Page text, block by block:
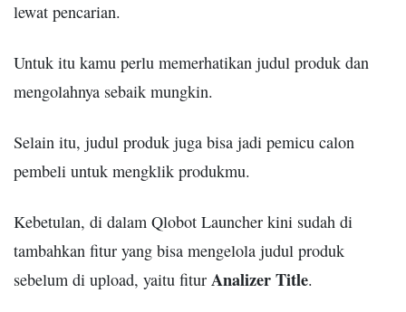
lewat pencarian.
Untuk itu kamu perlu memerhatikan judul produk dan
mengolahnya sebaik mungkin.
Selain itu, judul produk juga bisa jadi pemicu calon
pembeli untuk mengklik produkmu.
Kebetulan, di dalam Qlobot Launcher kini sudah di
tambahkan fitur yang bisa mengelola judul produk
sebelum di upload, yaitu fitur Analizer Title.